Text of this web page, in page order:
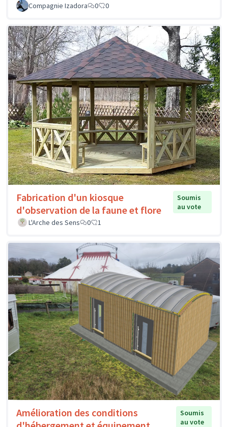
Compagnie Izadora
0 0
Fabrication d'un kiosque
d'observation de la faune et flore
Soumis
au vote
L'Arche des Sens
0 1
Amélioration des conditions
Soumis
au vote